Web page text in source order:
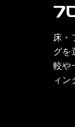
床・
グを
較や
ィン